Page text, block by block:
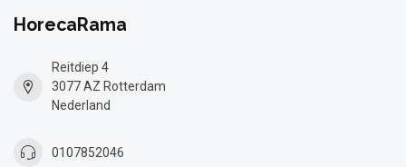
HorecaRama
Reitdiep 4
3077 AZ Rotterdam
Nederland
0107852046